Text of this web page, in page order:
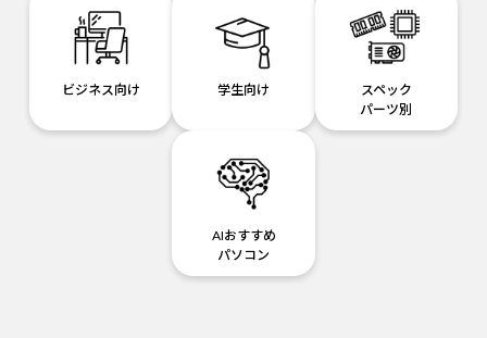
ビジネス向け 学生向け
スペック
パーツ別
AIおすすめ
パソコン